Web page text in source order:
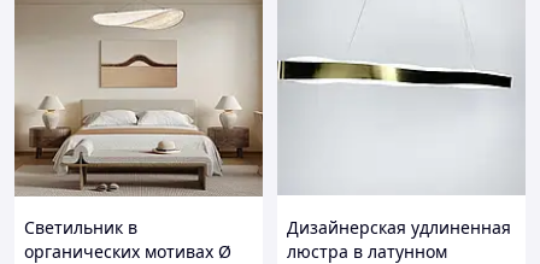
Светильник в
органических мотивах Ø
Дизайнерская удлиненная
люстра в латунном